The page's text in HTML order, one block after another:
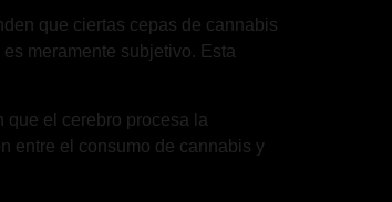
que ciertas cepas de cannabis
meramente subjetivo. Esta
que el cerebro procesa la
entre el consumo de cannabis y